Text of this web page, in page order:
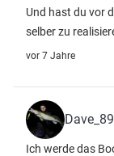
Und hast du vor
selber zu
vor 7 Jahre
Dave_89
Ich werde das